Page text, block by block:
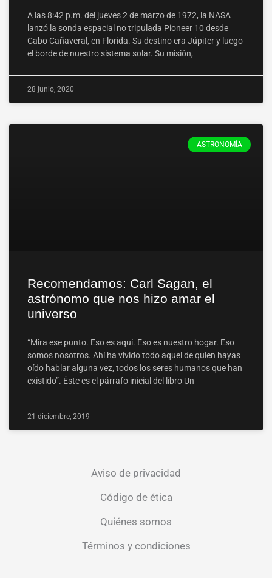
A las 8:42 p.m. del jueves 2 de marzo de 1972, la NASA
lanzó la sonda espacial no tripulada Pioneer 10 desde
Cabo Cañaveral, en Florida. Su destino era Júpiter y luego
el borde de nuestro sistema solar. Su misión,
28 junio, 2020
ASTRONOMÍA
Recomendamos: Carl Sagan, el
astrónomo que nos hizo amar el
universo
“Mira ese punto. Eso es aquí. Eso es nuestro hogar. Eso
somos nosotros. Ahí ha vivido todo aquel de quien hayas
oído hablar alguna vez, todos los seres humanos que han
existido”. Éste es el párrafo inicial del libro Un
21 diciembre, 2019
Aviso de privacidad
Código de ética
Quiénes somos
Términos y condiciones